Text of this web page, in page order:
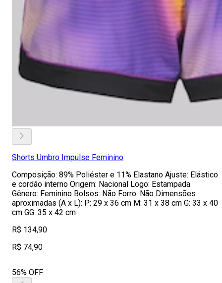
Shorts Umbro Impulse Feminino
Composição: 89% Poliéster e 11% Elastano Ajuste: Elástico
e cordão interno Origem: Nacional Logo: Estampada
Gênero: Feminino Bolsos: Não Forro: Não Dimensões
aproximadas (A x L): P: 29 x 36 cm M: 31 x 38 cm G: 33 x 40
cm GG: 35 x 42 cm
R$ 134,90
R$ 74,90
56% OFF